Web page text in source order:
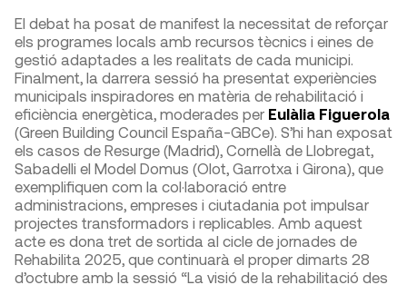
El debat ha posat de manifest la necessitat de reforçar
els programes locals amb recursos tècnics i eines de
gestió adaptades a les realitats de cada municipi.
Finalment, la darrera sessió ha presentat experiències
municipals inspiradores en matèria de rehabilitació i
eficiència energètica, moderades per Eulàlia Figuerola
(Green Building Council España-GBCe). S’hi han exposat
els casos de Resurge (Madrid), Cornellà de Llobregat,
Sabadelli el Model Domus (Olot, Garrotxa i Girona), que
exemplifiquen com la col·laboració entre
administracions, empreses i ciutadania pot impulsar
projectes transformadors i replicables. Amb aquest
acte es dona tret de sortida al cicle de jornades de
Rehabilita 2025, que continuarà el proper dimarts 28
d’octubre amb la sessió “La visió de la rehabilitació des